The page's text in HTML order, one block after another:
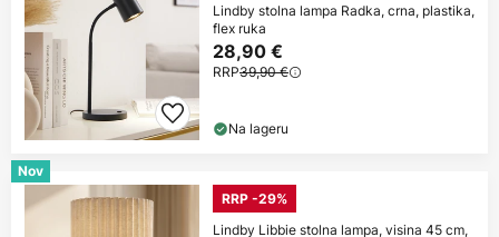
Lindby stolna lampa Radka, crna, plastika,
flex ruka
28,90 €
RRP39,90 €
Na lageru
Nov
RRP -29%
Lindby Libbie stolna lampa, visina 45 cm,